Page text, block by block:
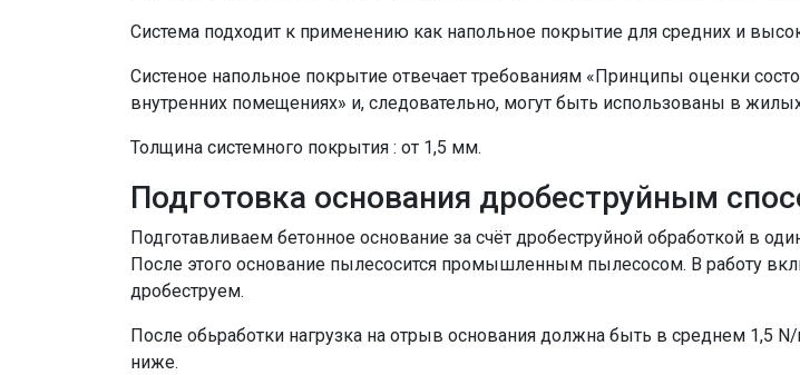
Система подходит к применению как напольное покрытие для средних и
Систеное напольное покрытие отвечает требованиям «Принципы оценки
внутренних помещениях» и, следовательно, могут быть использованы в
Толщина системного покрытия : от 1,5 мм.
Подготовка основания дробеструйным
Подготавливаем бетонное основание за счёт дробеструйной обработкой в
После этого основание пылесосится промышленным пылесосом. В работу
дробеструем.
После обьработки нагрузка на отрыв основания должна быть в среднем 1,5
ниже.